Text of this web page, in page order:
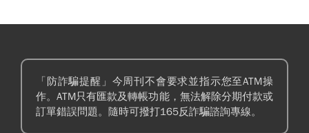
「防詐騙提醒」今周刊不會要求並指示您至ATM操
作。ATM只有匯款及轉帳功能，無法解除分期付款或
訂單錯誤問題。隨時可撥打165反詐騙諮詢專線。